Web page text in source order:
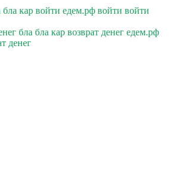
бла кар войти едем.рф войти войти
бла бла кар возврат денег едем.рф
денег